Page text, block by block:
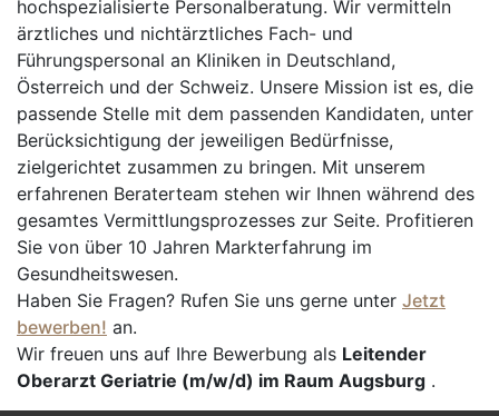
hochspezialisierte Personalberatung. Wir vermitteln
ärztliches und nichtärztliches Fach- und
Führungspersonal an Kliniken in Deutschland,
Österreich und der Schweiz. Unsere Mission ist es, die
passende Stelle mit dem passenden Kandidaten, unter
Berücksichtigung der jeweiligen Bedürfnisse,
zielgerichtet zusammen zu bringen. Mit unserem
erfahrenen Beraterteam stehen wir Ihnen während des
gesamtes Vermittlungsprozesses zur Seite. Profitieren
Sie von über 10 Jahren Markterfahrung im
Gesundheitswesen.
Haben Sie Fragen? Rufen Sie uns gerne unter Jetzt
bewerben! an.
Wir freuen uns auf Ihre Bewerbung als Leitender
Oberarzt Geriatrie (m/w/d) im Raum Augsburg .